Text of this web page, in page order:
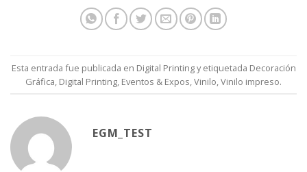
Esta entrada fue publicada en Digital Printingy etiquetada Decoración
Gráfica Digital Printing Eventos & Expos Vinilo Vinilo impreso.
EGM_TEST